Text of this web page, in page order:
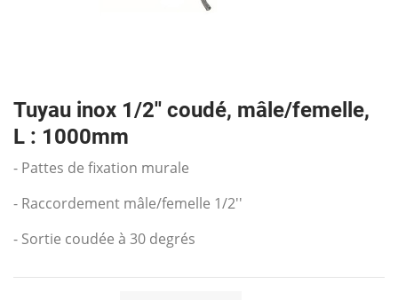
Tuyau inox 1/2'' coudé, mâle/femelle,
L : 1000mm
- Pattes de fixation murale
- Raccordement mâle/femelle 1/2''
- Sortie coudée à 30 degrés